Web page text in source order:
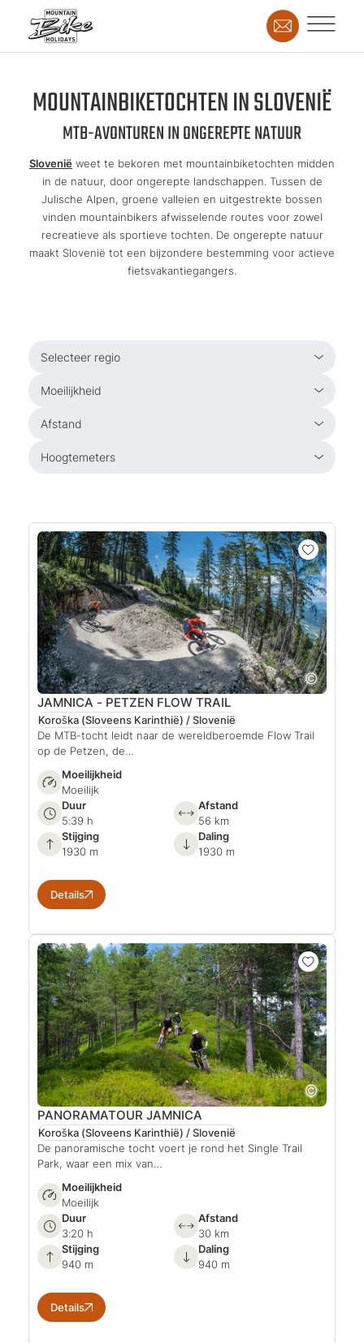
MOUNTAINBIKETOCHTEN IN SLOVENIË
MTB-AVONTUREN IN ONGEREPTE NATUUR
Slovenië weet te bekoren met mountainbiketochten midden
in de natuur, door ongerepte landschappen. Tussen de
Julische Alpen, groene valleien en uitgestrekte bossen
vinden mountainbikers afwisselende routes voor zowel
recreatieve als sportieve tochten. De ongerepte natuur
maakt Slovenië tot een bijzondere bestemming voor actieve
fietsvakantiegangers.
Selecteer regio
Moeilijkheid
Afstand
Hoogtemeters
JAMNICA - PETZEN FLOW TRAIL
Koroška (Sloveens Karinthië) / Slovenië
De MTB-tocht leidt naar de wereldberoemde Flow Trail
op de Petzen, de…
Moeilijkheid
Moeilijk
Duur
5:39 h
Afstand
56 km
Stijging
1930 m
Daling
1930 m
Details
PANORAMATOUR JAMNICA
Koroška (Sloveens Karinthië) / Slovenië
De panoramische tocht voert je rond het Single Trail
Park, waar een mix van…
Moeilijkheid
Moeilijk
Duur
3:20 h
Afstand
30 km
Stijging
940 m
Daling
940 m
Details